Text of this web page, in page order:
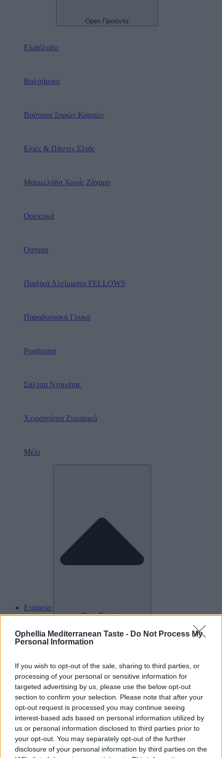
Ophellia Mediterranean Taste - Do Not Process My
Personal Information
If you wish to opt-out of the sale, sharing to third parties, or
processing of your personal or sensitive information for
targeted advertising by us, please use the below opt-out
section to confirm your selection. Please note that after your
opt-out request is processed you may continue seeing
interest-based ads based on personal information utilized by
us or personal information disclosed to third parties prior to
your opt-out. You may separately opt-out of the further
disclosure of your personal information by third parties on the
Open Προϊόντα
Ελαιόλαδο
Βαλσάμικο
Βούτυρα Ξηρών Καρπών
Ελιές & Πάστες Ελιάς
Μαρμελάδα Χωρίς Ζάχαρη
Ορεκτικά
Όσπρια
Παιδικά Αλείμματα FELLOWS
Παραδοσιακά Γλυκά
Ροφήματα
Σάλτσα Ντομάτας
Χειροποίητα Ζυμαρικά
Μέλι
Εταιρεία
Close Εταιρεία